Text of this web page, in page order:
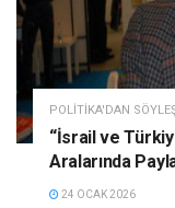
POLITIKA'DAN
“İsrail ve
Aralarında
24 OCAK 2026